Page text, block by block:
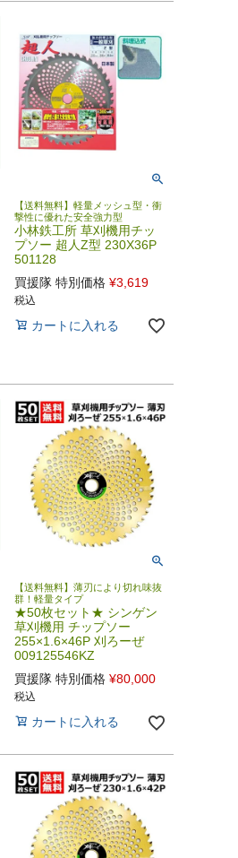
【送料無料】軽量メッシュ型・衝
撃性に優れた安全強力型
小林鉄工所 草刈機用チッ
プソー 超人Z型 230X36P
501128
買援隊 特別価格 ¥3,619
税込
カートに入れる
【送料無料】薄刃により切れ味抜
群！軽量タイプ
★50枚セット★ シンゲン
草刈機用 チップソー
255×1.6×46P 刈ろーぜ
009125546KZ
買援隊 特別価格 ¥80,000
税込
カートに入れる